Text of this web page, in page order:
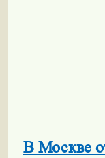
В Москве